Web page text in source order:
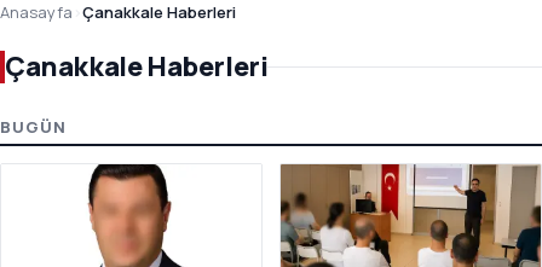
Anasayfa Çanakkale Haberleri
Çanakkale Haberleri
Çanakkale Haberleri Son Haberler
BUGÜN